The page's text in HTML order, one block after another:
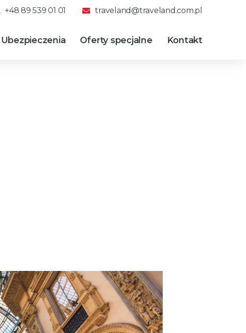
+48 89 539 01 01 traveland@traveland.com.pl
Ubezpieczenia Oferty specjalne Kontakt